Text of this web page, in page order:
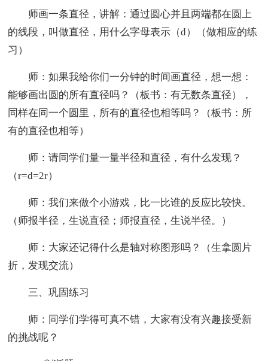
师画一条直径，讲解：通过圆心并且两端都在圆上
的线段，叫做直径，用什么字母表示（d）（做相应的练
习）
师：如果我给你们一分钟的时间画直径，想一想：
能够画出圆的所有直径吗？（板书：有无数条直径），
同样在同一个圆里，所有的直径也相等吗？（板书：所
有的直径也相等）
师：请同学们量一量半径和直径，有什么发现？
（r=d=2r）
师：我们来做个小游戏，比一比谁的反应比较快。
（师报半径，生说直径；师报直径，生说半径。）
师：大家还记得什么是轴对称图形吗？（生拿圆片
折，发现交流）
三、巩固练习
师：同学们学得可真不错，大家有没有兴趣接受新
的挑战呢？